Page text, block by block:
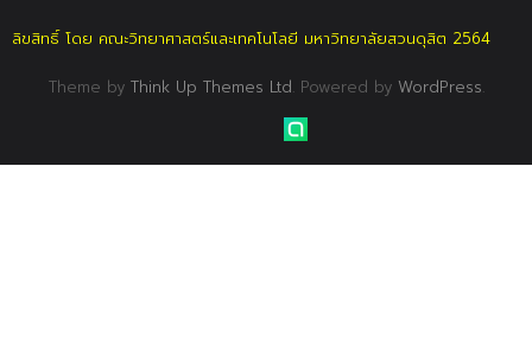
ลิขสิทธิ์ โดย คณะวิทยาศาสตร์และเทคโนโลยี มหาวิทยาลัยสวนดุสิต 2564
Theme by Think Up Themes Ltd. Powered by WordPress.